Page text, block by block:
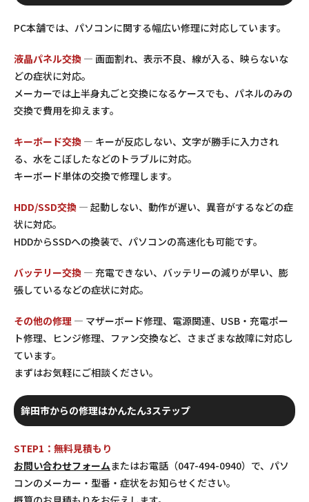
PC本舗では、パソコンに関する幅広い修理に対応しています。
液晶パネル交換 — 画面割れ、表示不良、線が入る、映らないな
どの症状に対応。
メーカーでは上半身丸ごと交換になるケースでも、パネルのみの
交換で費用を抑えます。
キーボード交換 — キーが反応しない、文字が勝手に入力され
る、水をこぼしたなどのトラブルに対応。
キーボード単体の交換で修理します。
HDD/SSD交換 — 起動しない、動作が遅い、異音がするなどの症
状に対応。
HDDからSSDへの換装で、パソコンの高速化も可能です。
バッテリー交換 — 充電できない、バッテリーの減りが早い、膨
張しているなどの症状に対応。
その他の修理 — マザーボード修理、電源関連、USB・充電ポー
ト修理、ヒンジ修理、ファン交換など、さまざまな故障に対応し
ています。
まずはお気軽にご相談ください。
鉾田市からの修理はかんたん3ステップ
STEP1：無料見積もり
お問い合わせフォームまたはお電話（047-494-0940）で、パソ
コンのメーカー・型番・症状をお知らせください。